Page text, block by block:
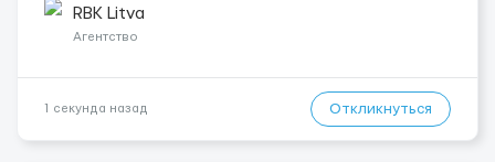
нужен 📆 ГРАФИК РАБОТЫ: - ПН по ВС, выходные плавающие
RBK Litva
Агентство
1 секунда назад Откликнуться